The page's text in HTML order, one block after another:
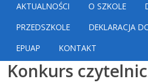
AKTUALNOŚCI O SZKOLE
PRZEDSZKOLE
DEKLARACJA
EPUAP
KONTAKT
Konkurs